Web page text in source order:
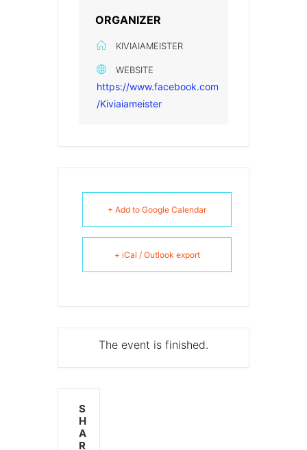
ORGANIZER
KIVIAIAMEISTER
WEBSITE
https://www.facebook.com
/Kiviaiameister
+ Add to Google Calendar
+ iCal / Outlook export
The event is finished.
S
H
A
R